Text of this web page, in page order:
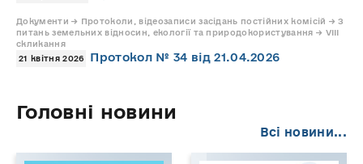
Документи → Протоколи, відеозаписи засідань постійних комісій → З
питань земельних відносин, екології та природокористування → VIII
скликання
21 квітня 2026
Протокол № 34 від 21.04.2026
Головні новини
Всі новини...